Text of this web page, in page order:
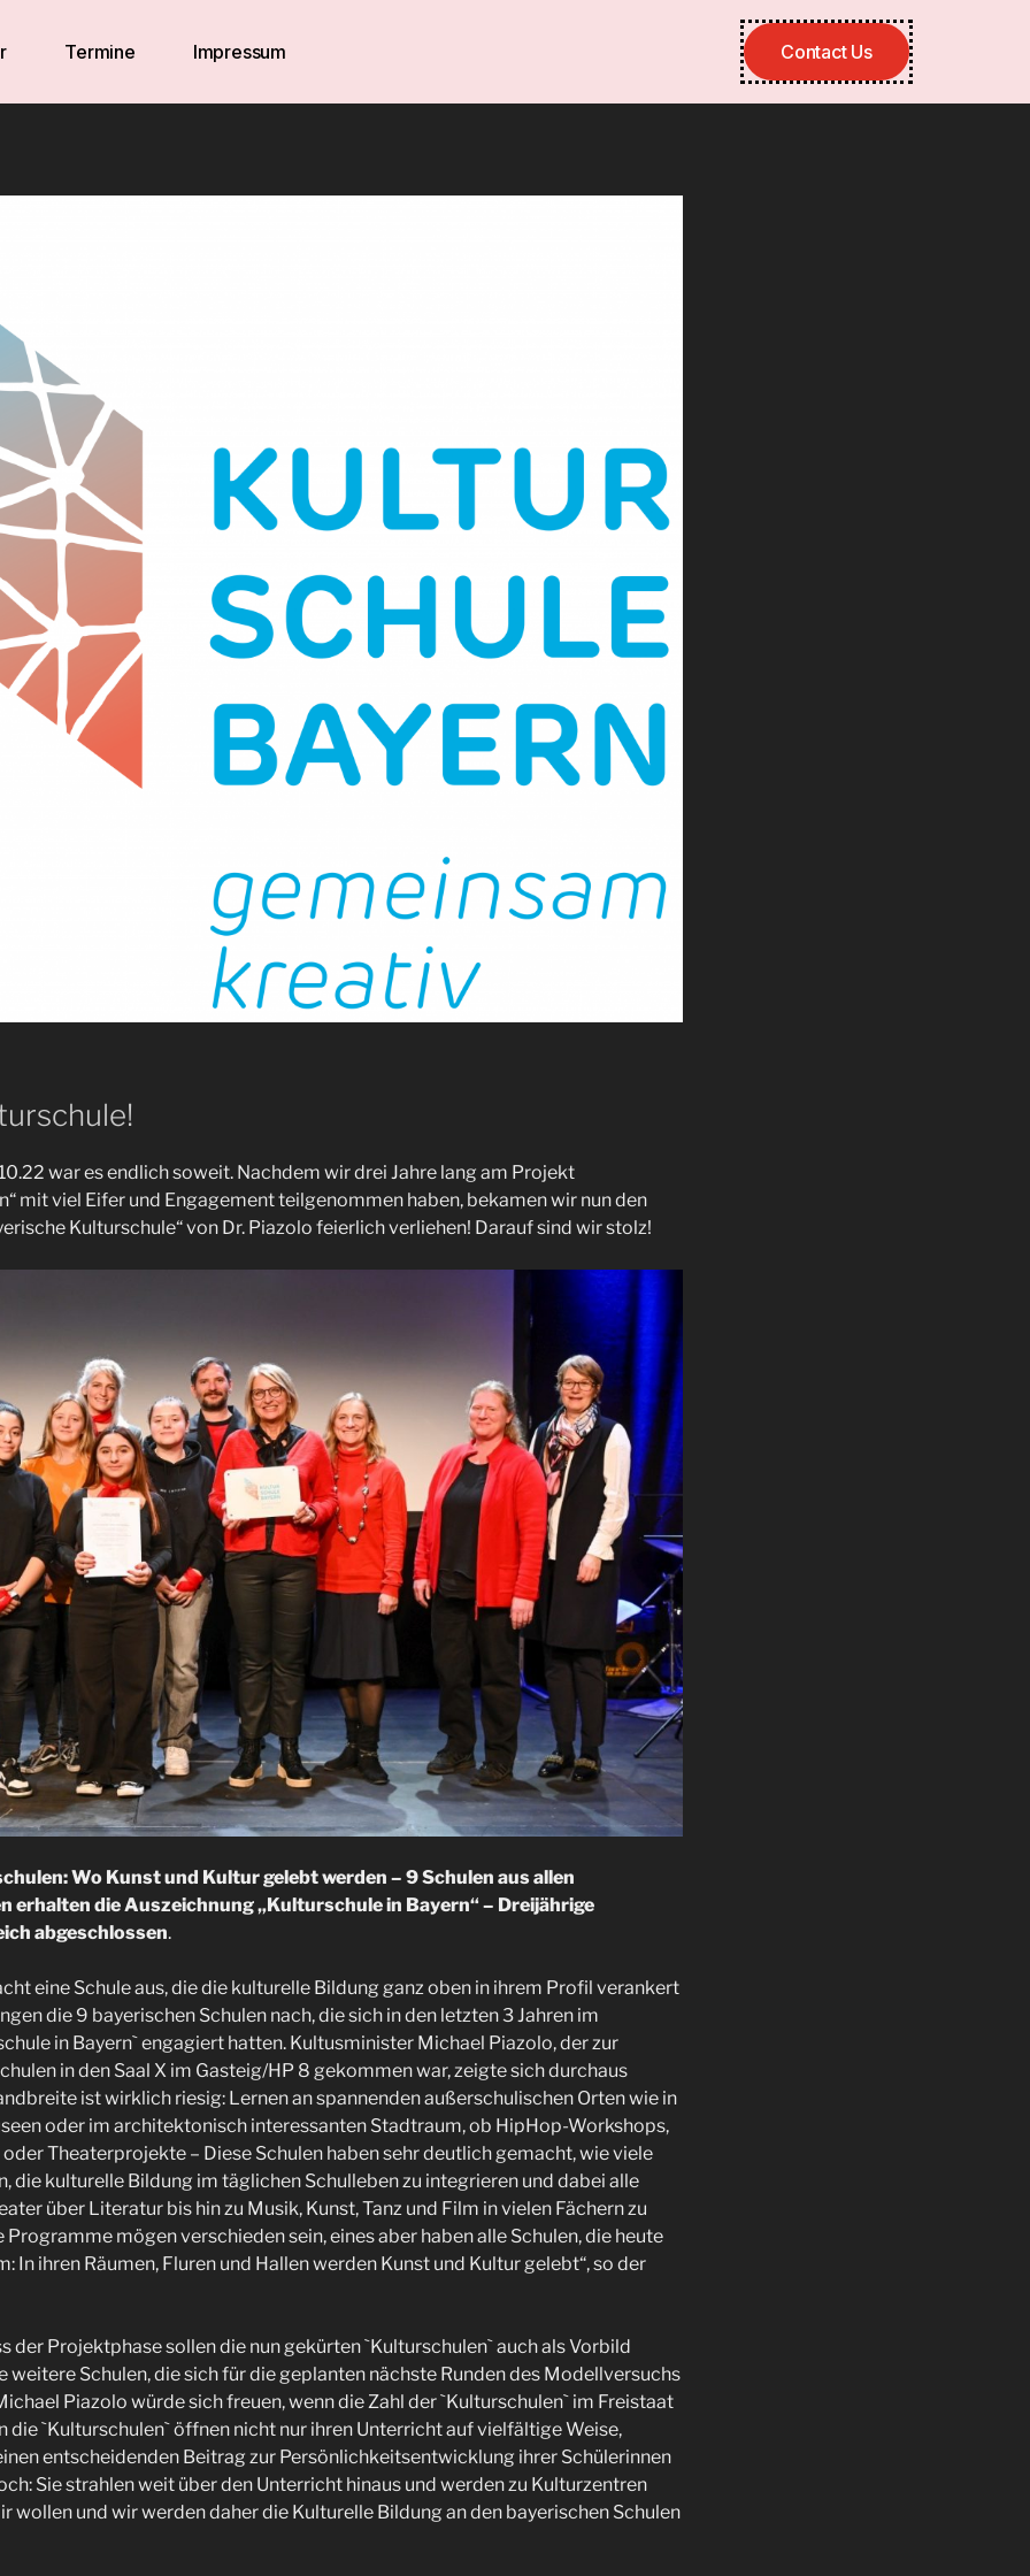
Termine Impressum Contact Us
war es endlich soweit. Nachdem wir drei Jahre lang am Projekt
mit viel Eifer und Engagement teilgenommen haben, bekamen wir nun den
Kulturschule“ von Dr. Piazolo feierlich verliehen! Darauf sind wir stolz!
Wo Kunst und Kultur gelebt werden – 9 Schulen aus allen
erhalten die Auszeichnung „Kulturschule in Bayern“ – Dreijährige
abgeschlossen.
eine Schule aus, die die kulturelle Bildung ganz oben in ihrem Profil verankert
die 9 bayerischen Schulen nach, die sich in den letzten 3 Jahren im
in Bayern` engagiert hatten. Kultusminister Michael Piazolo, der zur
in den Saal X im Gasteig/HP 8 gekommen war, zeigte sich durchaus
ist wirklich riesig: Lernen an spannenden außerschulischen Orten wie in
oder im architektonisch interessanten Stadtraum, ob HipHop-Workshops,
Theaterprojekte – Diese Schulen haben sehr deutlich gemacht, wie viele
die kulturelle Bildung im täglichen Schulleben zu integrieren und dabei alle
über Literatur bis hin zu Musik, Kunst, Tanz und Film in vielen Fächern zu
mögen verschieden sein, eines aber haben alle Schulen, die heute
In ihren Räumen, Fluren und Hallen werden Kunst und Kultur gelebt“, so der
der Projektphase sollen die nun gekürten `Kulturschulen` auch als Vorbild
weitere Schulen, die sich für die geplanten nächste Runden des Modellversuchs
Piazolo würde sich freuen, wenn die Zahl der `Kulturschulen` im Freistaat
die `Kulturschulen` öffnen nicht nur ihren Unterricht auf vielfältige Weise,
entscheidenden Beitrag zur Persönlichkeitsentwicklung ihrer Schülerinnen
Sie strahlen weit über den Unterricht hinaus und werden zu Kulturzentren
wollen und wir werden daher die Kulturelle Bildung an den bayerischen Schulen